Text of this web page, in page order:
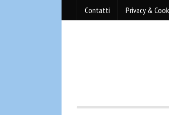
Contatti Privacy &